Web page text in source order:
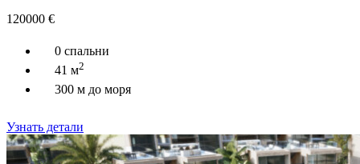
120000 €
0 спальни
41 м2
300 м до моря
Узнать детали